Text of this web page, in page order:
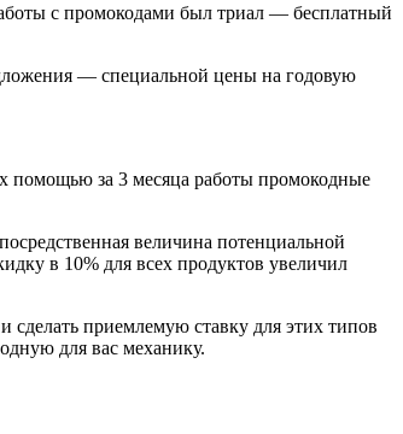
с промокодами был триал — бесплатный
— специальной цены на годовую
помощью за 3 месяца работы промокодные
величина потенциальной
в 10% для всех продуктов увеличил
сделать приемлемую ставку для этих типов
для вас механику.